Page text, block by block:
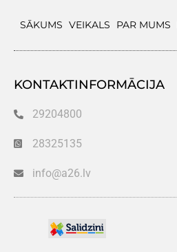
SĀKUMS VEIKALS PAR MUMS
KONTAKTINFORMĀCIJA
29204800
28325135
info@a26.lv